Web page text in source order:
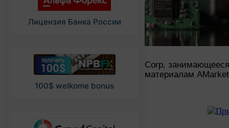
Лицензия Банка России
100$ welkome bonus
Corp,
материалам